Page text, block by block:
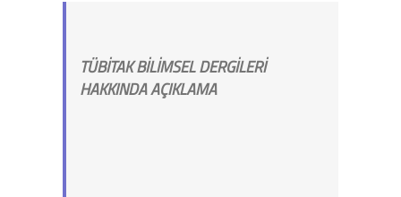
TÜBİTAK BİLİMSEL DERGİLERİ
HAKKINDA AÇIKLAMA